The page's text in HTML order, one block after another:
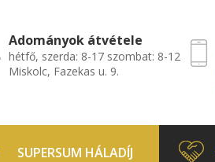
Adományok átvétele
hétfő, szerda: 8-17 szombat: 8-12
Miskolc, Fazekas u. 9.
SUPERSUM HÁLADÍJ